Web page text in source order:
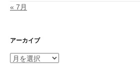
« 7月
アーカイブ
ア